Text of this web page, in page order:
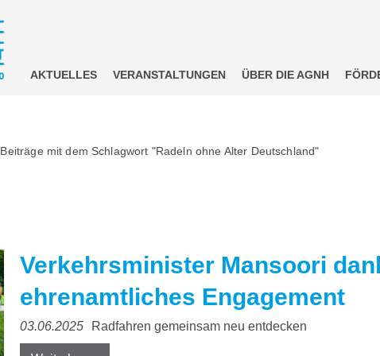
AKTUELLES VERANSTALTUNGEN ÜBER DIE AGNH
Beiträge mit dem Schlagwort "Radeln ohne Alter Deutschland"
Verkehrsminister Mansoori
ehrenamtliches Engagement
03.06.2025 Radfahren gemeinsam neu entdecken